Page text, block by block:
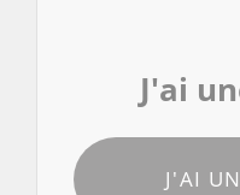
J'ai
J'AI